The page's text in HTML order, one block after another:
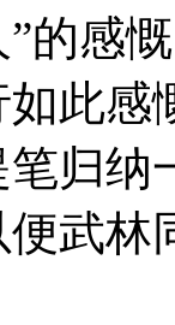
的感
此感
归
武林